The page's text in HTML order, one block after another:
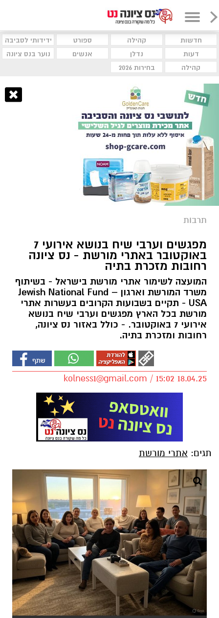
חדשות קהילה ספורט
ידידותי לסביבה
דעות
נדלן אנשים
נוער בנס ציונה
קהילה
בחירות 2026
תרבות
מפגשים וערבי שיח בנושא אירועי 7
באוקטובר באתרי מורשת - נס ציונה
רחובות מזכרת בתיה
המועצה לשימור אתרי מורשת בישראל - בשיתוף
משרד המורשת וארגון Jewish National Fund –
USA - תקיים בשבועות הקרובים בעשרות אתרי
מורשת בכל הארץ מפגשים וערבי שיח בנושא
אירועי 7 באוקטובר. - כולל באזור נס ציונה,
רחובות ומזכרת בתיה.
kolness1@gmail.com / 15:02 18.04.25
תגים: אתרי מורשת